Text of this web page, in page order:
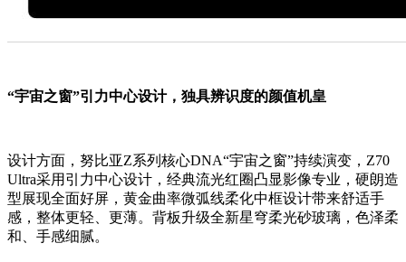
“宇宙之窗”引力中心设计，独具辨识度的颜值机皇
设计方面，努比亚Z系列核心DNA“宇宙之窗”持续演变，Z70
Ultra采用引力中心设计，经典流光红圈凸显影像专业，硬朗造
型展现全面好屏，黄金曲率微弧线柔化中框设计带来舒适手
感，整体更轻、更薄。背板升级全新星穹柔光砂玻璃，色泽柔
和、手感细腻。